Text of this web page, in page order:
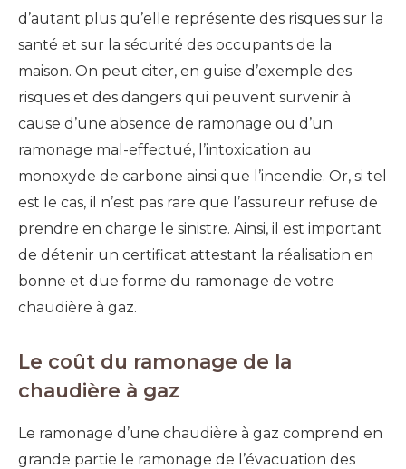
d’autant plus qu’elle représente des risques sur la
santé et sur la sécurité des occupants de la
maison. On peut citer, en guise d’exemple des
risques et des dangers qui peuvent survenir à
cause d’une absence de ramonage ou d’un
ramonage mal-effectué, l’intoxication au
monoxyde de carbone ainsi que l’incendie. Or, si tel
est le cas, il n’est pas rare que l’assureur refuse de
prendre en charge le sinistre. Ainsi, il est important
de détenir un certificat attestant la réalisation en
bonne et due forme du ramonage de votre
chaudière à gaz.
Le coût du ramonage de la
chaudière à gaz
Le ramonage d’une chaudière à gaz comprend en
grande partie le ramonage de l’évacuation des